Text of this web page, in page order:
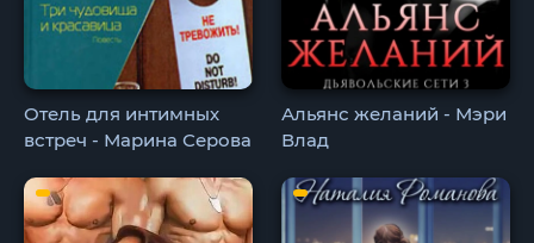
Отель для интимных
встреч - Марина Серова
Альянс желаний - Мэри
Влад